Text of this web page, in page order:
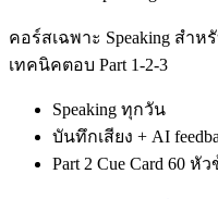
คอร์สเฉพาะ Speaking สำห
เทคนิคตอบ Part 1-2-3
Speaking ทุกวัน
บันทึกเสียง + AI
Part 2 Cue Card 60 หั